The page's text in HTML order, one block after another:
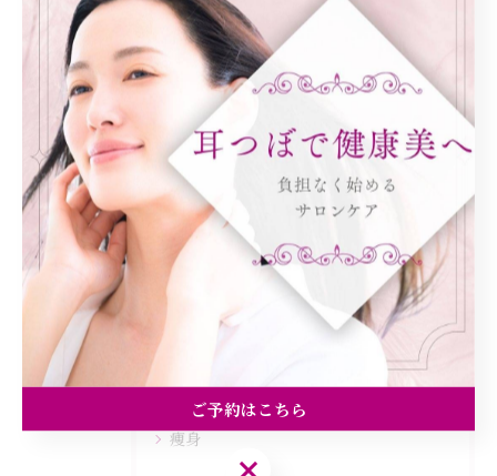
< 前のページ 一覧に戻る 次のページ >
カテゴリー
全てのカテゴリー
ダイエット
痩身
ご予約はこちら
ご予約はこちら